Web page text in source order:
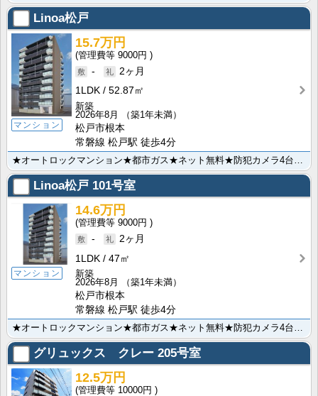
Linoa松戸
マンション
15.7万円
9000円
-
2ヶ月
1LDK
52.87㎡
新築
2026年8月
（築1年未満）
松戸市根本
常磐線 松戸駅 徒歩4分
★オートロックマンション★都市ガス★ネット無料★防犯カメラ4台設置★宅配BOX完備★3口ガスシステム･･･
Linoa松戸 101号室
マンション
14.6万円
9000円
-
2ヶ月
1LDK
47㎡
新築
2026年8月
（築1年未満）
松戸市根本
常磐線 松戸駅 徒歩4分
★オートロックマンション★都市ガス★ネット無料★防犯カメラ4台設置★宅配BOX完備★3口ガスシステム･･･
グリュックス クレー 205号室
12.5万円
10000円